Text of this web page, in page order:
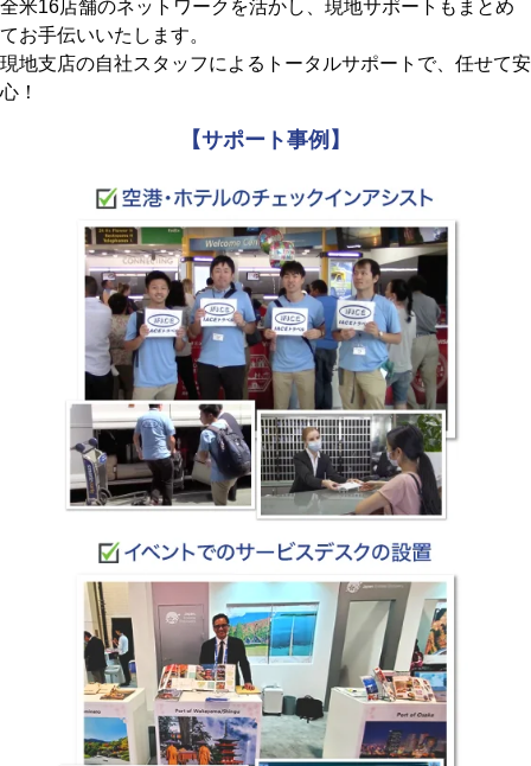
全米16店舗のネットワークを活かし、現地サポートもまとめ
てお手伝いいたします。
現地支店の自社スタッフによるトータルサポートで、任せて安
心！
【サポート事例】